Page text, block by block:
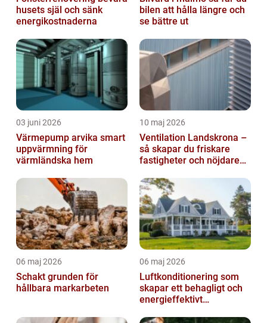
husets själ och sänk
energikostnaderna
bilen att hålla längre och
se bättre ut
03 juni 2026
Värmepump arvika smart
uppvärmning för
värmländska hem
10 maj 2026
Ventilation Landskrona –
så skapar du friskare
fastigheter och nöjdare
06 maj 2026
Schakt grunden för
hållbara markarbeten
06 maj 2026
Luftkonditionering som
skapar ett behagligt och
energieffektivt